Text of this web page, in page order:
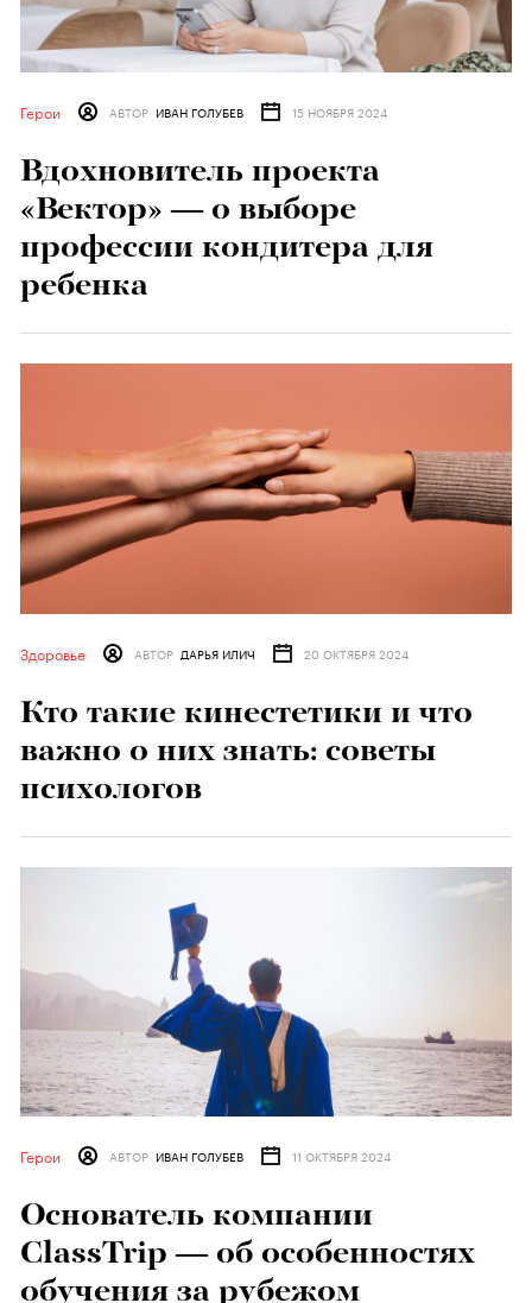
Герои АВТОР ИВАН ГОЛУБЕВ 15 НОЯБРЯ 2024
Вдохновитель проекта
«Вектор» — о выборе
профессии кондитера для
ребенка
Здоровье АВТОР ДАРЬЯ ИЛИЧ 20 ОКТЯБРЯ 2024
Кто такие кинестетики и что
важно о них знать: советы
психологов
Герои АВТОР ИВАН ГОЛУБЕВ 11 ОКТЯБРЯ 2024
Основатель компании
ClassTrip — об особенностях
обучения за рубежом